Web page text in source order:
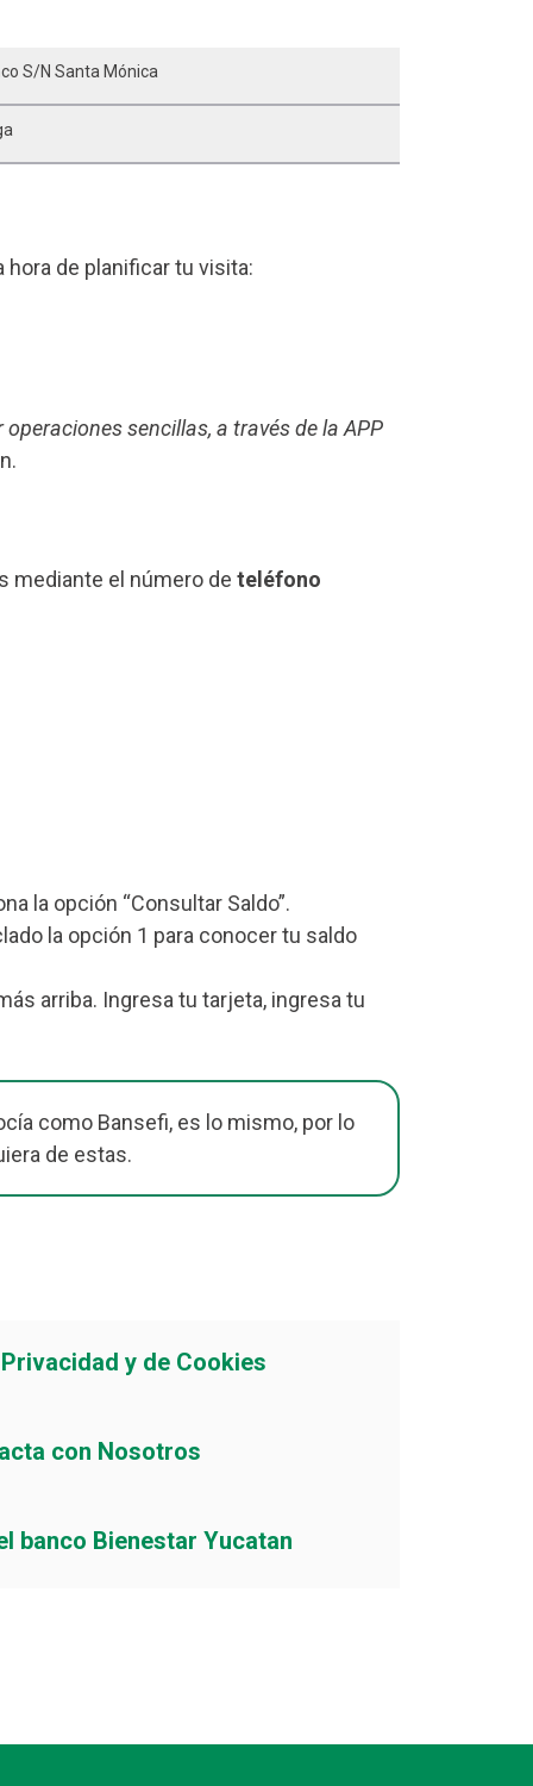
S/n Santa Mónica
hora de planificar tu visita:
sencillas, a través de la APP
mediante el número de teléfono
la opción “Consultar Saldo”.
la opción 1 para conocer tu saldo
arriba. Ingresa tu tarjeta, ingresa tu
como Bansefi, es lo mismo, por lo
de estas.
y de Cookies
con Nosotros
banco Bienestar Yucatan